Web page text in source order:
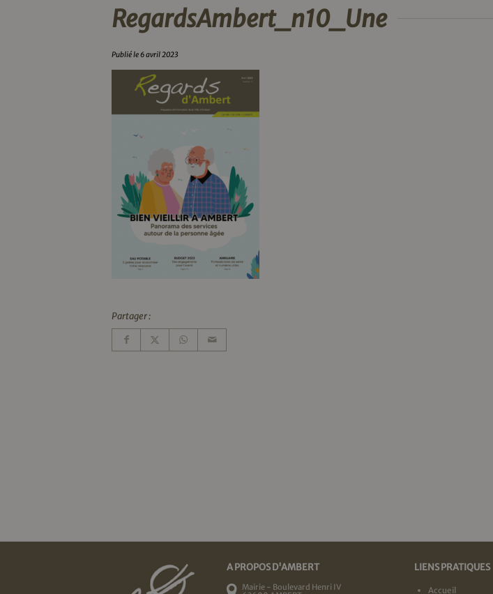
RegardsAmbert_n10_Une
Publié le 6 avril 2023
Partager :
A PROPOS D'AMBERT
Mairie - Boulevard Henri IV
LIENS PRATIQUES
Accueil